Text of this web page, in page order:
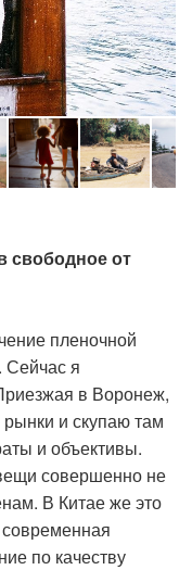
свободное от
пленочной
Сейчас я
в Воронеж,
и скупаю там
и объективы.
совершенно не
В Китае же это
современная
по качеству